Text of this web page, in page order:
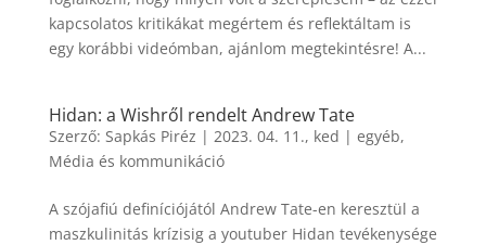
kapcsolatos kritikákat megértem és reflektáltam is
egy korábbi videómban, ajánlom megtekintésre! A...
Hidan: a Wishről rendelt Andrew Tate
Szerző: Sapkás Piréz | 2023. 04. 11., ked | egyéb,
Média és kommunikáció
A szójafiú definíciójától Andrew Tate-en keresztül a
maszkulinitás krízisig a youtuber Hidan tevékenysége